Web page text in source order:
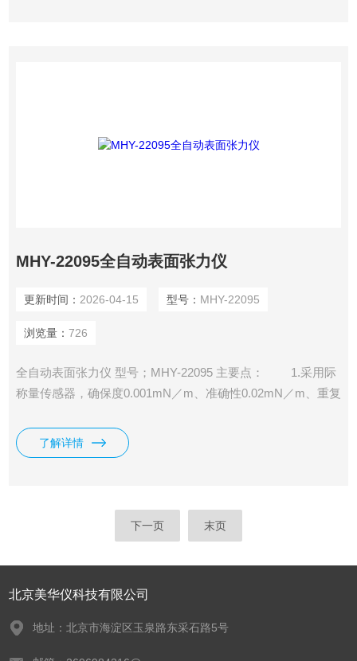
MHY-22095全自动表面张力仪
更新时间： 2026-04-15 型号： MHY-22095
浏览量： 726
全自动表面张力仪 型号；MHY-22095 主要点： 1.采用际
称量传感器，确保度0.001mN／m、准确性0.02mN／m、重复
3.铂金板测试时，显示值即为表面张力值；
了解详情
下一页 末页
北京美华仪科技有限公司
地址：北京市海淀区玉泉路东采石路5号